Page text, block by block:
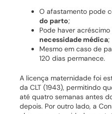
O afastamento pode
do parto;
Pode haver acréscimo
necessidade médica;
Mesmo em caso de
120 dias permanece.
A licença maternidade foi
da CLT (1943), permitindo
até quatro semanas antes
depois. Por outro lado, a